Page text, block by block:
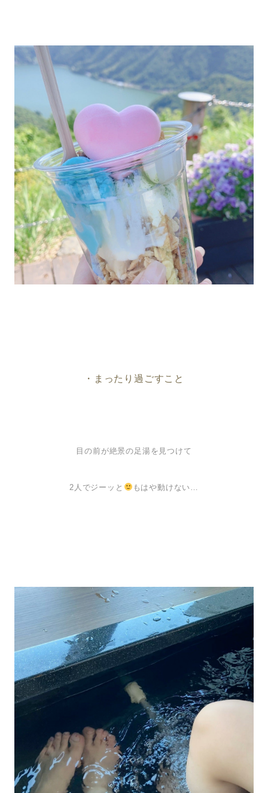
・まったり過ごすこと
目の前が絶景の足湯を見つけて
2人でジーッと もはや動けない…